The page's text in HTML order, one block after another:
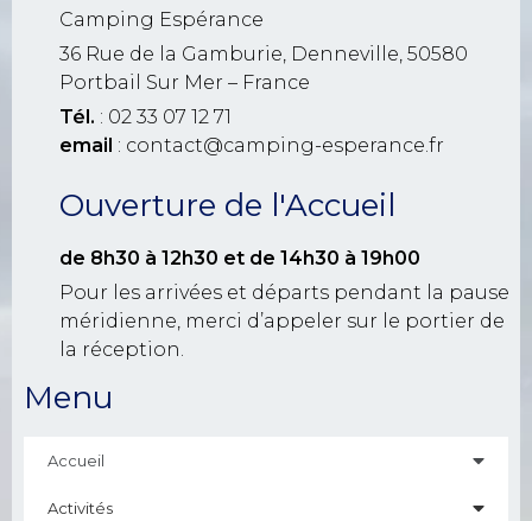
Camping Espérance
36 Rue de la Gamburie, Denneville, 50580
Portbail Sur Mer – France
Tél. : 02 33 07 12 71
email : contact@camping-esperance.fr
Ouverture de l'Accueil
de 8h30 à 12h30 et de 14h30 à 19h00
Pour les arrivées et départs pendant la pause
méridienne, merci d’appeler sur le portier de
la réception.
Menu
Accueil
Activités